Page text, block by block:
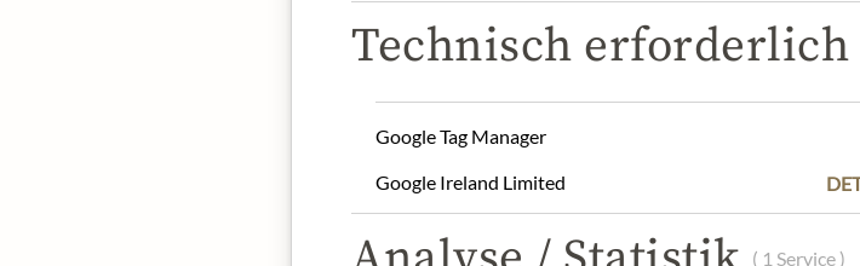
2,39 €
Technisch erforderlich
Google Tag Manager
Google Ireland Limited
( 1 Service )